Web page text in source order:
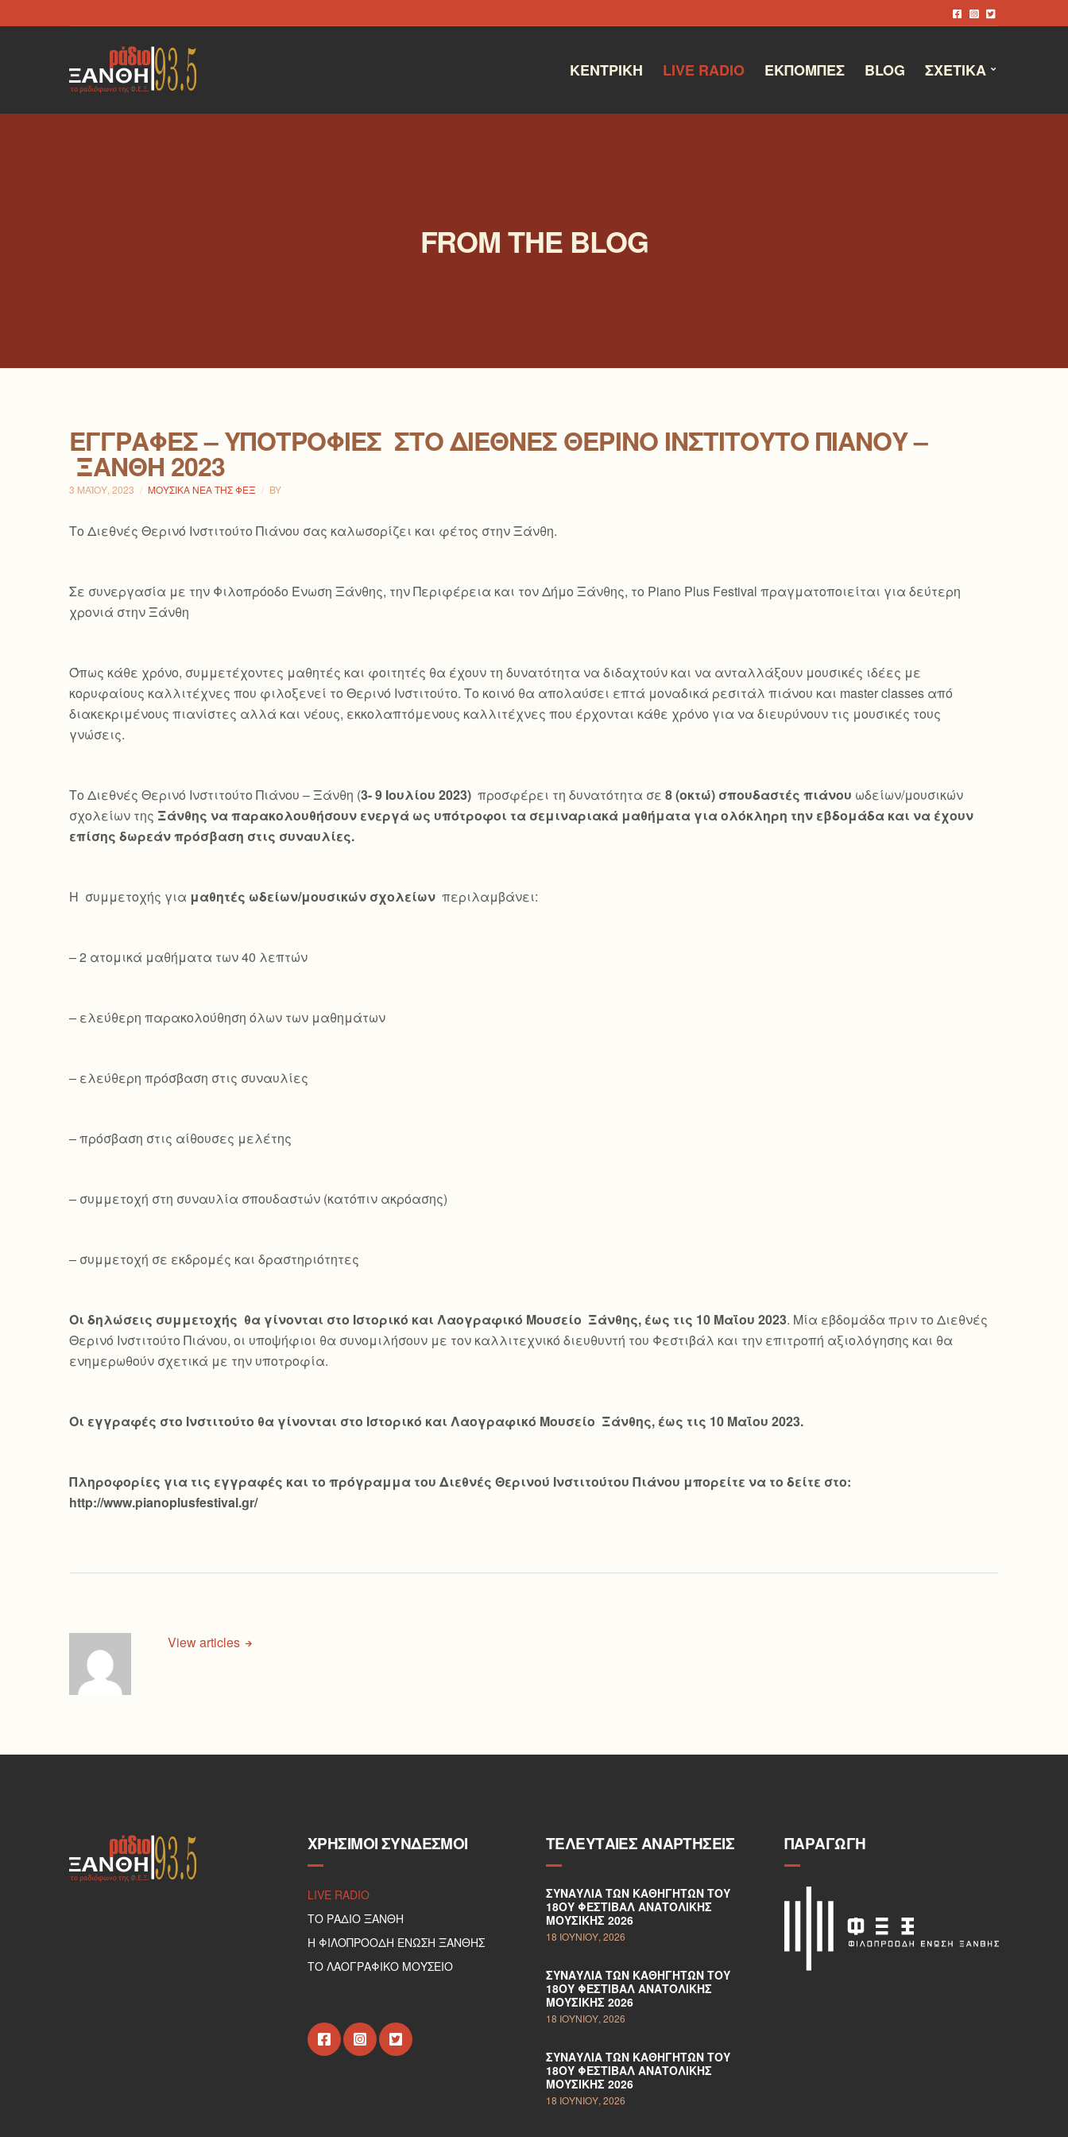
ΚΕΝΤΡΙΚΉ LIVE RADIO ΕΚΠΟΜΠΈΣ BLOG ΣΧΕΤΙΚΆ
FROM THE BLOG
ΕΓΓΡΑΦΈΣ – ΥΠΟΤΡΟΦΊΕΣ ΣΤΟ ΔΙΕΘΝΈΣ ΘΕΡΙΝΌ ΙΝΣΤΙΤΟΎΤΟ ΠΙΆΝΟΥ –
ΞΆΝΘΗ 2023
3 ΜΑΪ́ΟΥ, 2023 ΜΟΥΣΙΚΆ ΝΈΑ ΤΗΣ ΦΕΞ BY
Το Διεθνές Θερινό Ινστιτούτο Πιάνου σας καλωσορίζει και φέτος στην Ξάνθη.
Σε συνεργασία με την Φιλοπρόοδο Ένωση Ξάνθης, την Περιφέρεια και τον Δήμο Ξάνθης, το Piano Plus Festival πραγματοποιείται για δεύτερη
χρονιά στην Ξάνθη
Όπως κάθε χρόνο, συμμετέχοντες μαθητές και φοιτητές θα έχουν τη δυνατότητα να διδαχτούν και να ανταλλάξουν μουσικές ιδέες με
κορυφαίους καλλιτέχνες που φιλοξενεί το Θερινό Ινστιτούτο. Το κοινό θα απολαύσει επτά μοναδικά ρεσιτάλ πιάνου και master classes από
διακεκριμένους πιανίστες αλλά και νέους, εκκολαπτόμενους καλλιτέχνες που έρχονται κάθε χρόνο για να διευρύνουν τις μουσικές τους
γνώσεις.
Το Διεθνές Θερινό Ινστιτούτο Πιάνου – Ξάνθη (3- 9 Ιουλίου 2023) προσφέρει τη δυνατότητα σε 8 (οκτώ) σπουδαστές πιάνου ωδείων/μουσικών
σχολείων της Ξάνθης να παρακολουθήσουν ενεργά ως υπότροφοι τα σεμιναριακά μαθήματα για ολόκληρη την εβδομάδα και να έχουν
επίσης δωρεάν πρόσβαση στις συναυλίες.
Η συμμετοχής για μαθητές ωδείων/μουσικών σχολείων περιλαμβάνει:
– 2 ατομικά μαθήματα των 40 λεπτών
– ελεύθερη παρακολούθηση όλων των μαθημάτων
– ελεύθερη πρόσβαση στις συναυλίες
– πρόσβαση στις αίθουσες μελέτης
– συμμετοχή στη συναυλία σπουδαστών (κατόπιν ακρόασης)
– συμμετοχή σε εκδρομές και δραστηριότητες
Οι δηλώσεις συμμετοχής θα γίνονται στο Ιστορικό και Λαογραφικό Μουσείο Ξάνθης, έως τις 10 Μαΐου 2023. Μία εβδομάδα πριν το Διεθνές
Θερινό Ινστιτούτο Πιάνου, οι υποψήφιοι θα συνομιλήσουν με τον καλλιτεχνικό διευθυντή του Φεστιβάλ και την επιτροπή αξιολόγησης και θα
ενημερωθούν σχετικά με την υποτροφία.
Οι εγγραφές στο Ινστιτούτο θα γίνονται στο Ιστορικό και Λαογραφικό Μουσείο Ξάνθης, έως τις 10 Μαΐου 2023.
Πληροφορίες για τις εγγραφές και το πρόγραμμα του Διεθνές Θερινού Ινστιτούτου Πιάνου μπορείτε να το δείτε στο:
http://www.pianoplusfestival.gr/
View articles
ΧΡΉΣΙΜΟΙ ΣΎΝΔΕΣΜΟΙ
LIVE RADIO
ΤΟ ΡΑΔΙΟ ΞΑΝΘΗ
Η ΦΙΛΟΠΡΟΟΔΗ ΕΝΩΣΗ ΞΑΝΘΗΣ
ΤΟ ΛΑΟΓΡΑΦΙΚΟ ΜΟΥΣΕΙΟ
ΤΕΛΕΥΤΑΊΕΣ ΑΝΑΡΤΉΣΕΙΣ
ΣΥΝΑΥΛΊΑ ΤΩΝ ΚΑΘΗΓΗΤΏΝ ΤΟΥ
18ΟΥ ΦΕΣΤΙΒΆΛ ΑΝΑΤΟΛΙΚΉΣ
ΜΟΥΣΙΚΉΣ 2026
18 ΙΟΥΝΊΟΥ, 2026
ΣΥΝΑΥΛΊΑ ΤΩΝ ΚΑΘΗΓΗΤΏΝ ΤΟΥ
18ΟΥ ΦΕΣΤΙΒΆΛ ΑΝΑΤΟΛΙΚΉΣ
ΜΟΥΣΙΚΉΣ 2026
18 ΙΟΥΝΊΟΥ, 2026
ΣΥΝΑΥΛΊΑ ΤΩΝ ΚΑΘΗΓΗΤΏΝ ΤΟΥ
18ΟΥ ΦΕΣΤΙΒΆΛ ΑΝΑΤΟΛΙΚΉΣ
ΜΟΥΣΙΚΉΣ 2026
18 ΙΟΥΝΊΟΥ, 2026
ΠΑΡΑΓΩΓΉ